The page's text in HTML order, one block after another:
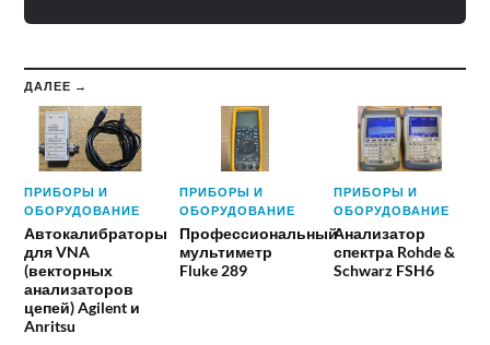
ДАЛЕЕ →
ПРИБОРЫ И
ОБОРУДОВАНИЕ
Автокалибраторы
для VNA
(векторных
анализаторов
цепей) Agilent и
Anritsu
ПРИБОРЫ И
ОБОРУДОВАНИЕ
Профессиональный
мультиметр
Fluke 289
ПРИБОРЫ И
ОБОРУДОВАНИЕ
Анализатор
спектра Rohde &
Schwarz FSH6